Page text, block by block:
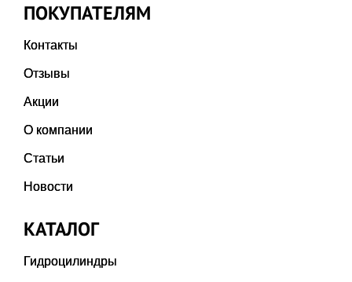
ПОКУПАТЕЛЯМ
Контакты
Отзывы
Акции
О компании
Статьи
Новости
КАТАЛОГ
Гидроцилиндры